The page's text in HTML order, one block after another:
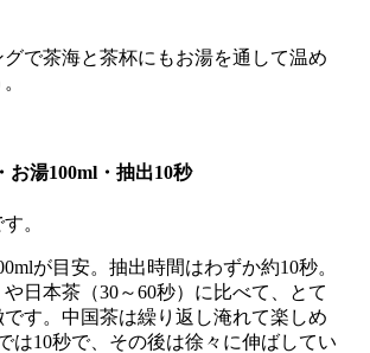
で茶海と茶杯にもお湯を通して温め
お湯100ml・抽出10秒
。
が目安。抽出時間はわずか約10秒。
日本茶（30～60秒）に比べて、とて
です。中国茶は繰り返し淹れて楽しめ
は10秒で、その後は徐々に伸ばしてい